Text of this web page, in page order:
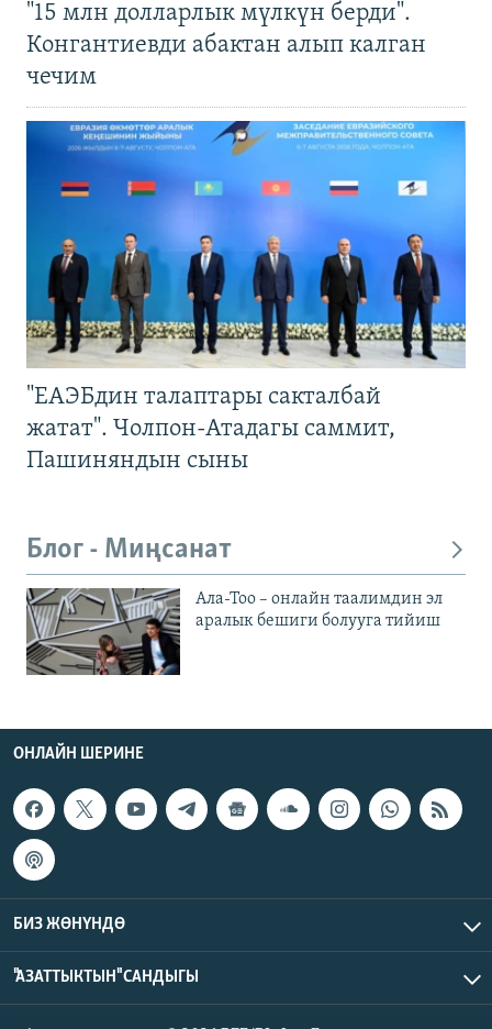
"15 млн долларлык мүлкүн берди".
Конгантиевди абактан алып калган
чечим
"ЕАЭБдин талаптары сакталбай
жатат". Чолпон-Атадагы саммит,
Пашиняндын сыны
Блог - Миңсанат
Ала-Тоо – онлайн таалимдин эл
аралык бешиги болууга тийиш
ОНЛАЙН ШЕРИНЕ
БИЗ ЖӨНҮНДӨ
"АЗАТТЫКТЫН" САНДЫГЫ